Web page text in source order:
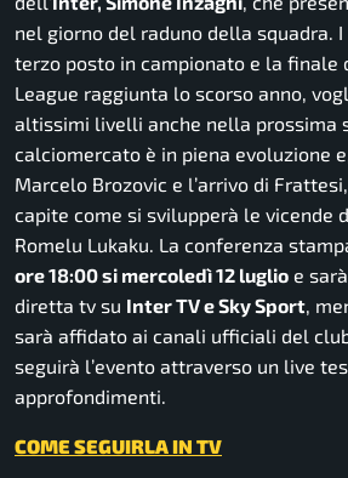
nel giorno del raduno della squadra.
terzo posto in campionato e la finale
League raggiunta lo scorso anno,
altissimi livelli anche nella prossima
calciomercato è in piena evoluzione
Marcelo Brozovic e l’arrivo di
capite come si svilupperà le vicende
Romelu Lukaku. La conferenza
ore 18:00 si mercoledì 12 luglio e
diretta tv su Inter TV e Sky Sport,
sarà affidato ai canali ufficiali del
seguirà l’evento attraverso un live
approfondimenti.
COME SEGUIRLA IN TV